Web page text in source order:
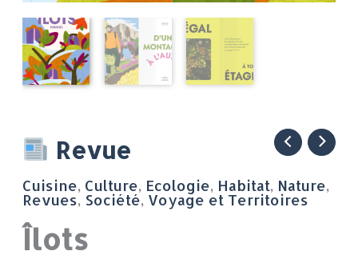
Revue
Cuisine, Culture, Ecologie, Habitat, Nature,
Revues, Société, Voyage et Territoires
Îlots
quantité
de
Îlots